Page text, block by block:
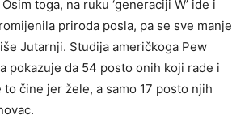
toga, na ruku ‘generaciji W’ ide i
priroda posla, pa se sve manje
Jutarnji. Studija američkoga Pew
pokazuje da 54 posto onih koji rade i
to čine jer žele, a samo 17 posto njih